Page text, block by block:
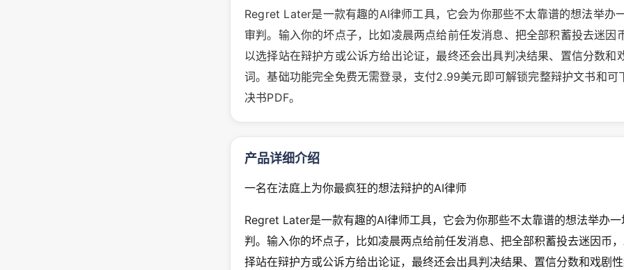
Regret Later是一款有趣的AI律师工具，它会为你那些不太靠谱的想法举办
审判。输入你的坏点子，比如凌晨两点给前任发消息、把全部积蓄投去迷因
以选择站在辩护方或公诉方给出论证，最终还会出具判决结果、置信分数和
词。基础功能完全免费无需登录，支付2.99美元即可解锁完整辩护文书和可
决书PDF。
产品详细介绍
一名在法庭上为你最疯狂的想法辩护的AI律师
Regret Later是一款有趣的AI律师工具，它会为你那些不太靠谱的想法举办
判。输入你的坏点子，比如凌晨两点给前任发消息、把全部积蓄投去迷因币
择站在辩护方或公诉方给出论证，最终还会出具判决结果、置信分数和戏剧